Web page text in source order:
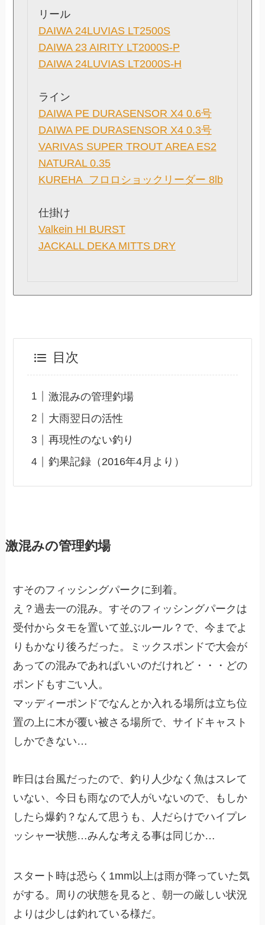
リール
DAIWA 24LUVIAS LT2500S
DAIWA 23 AIRITY LT2000S-P
DAIWA 24LUVIAS LT2000S-H
ライン
DAIWA PE DURASENSOR X4 0.6号
DAIWA PE DURASENSOR X4 0.3号
VARIVAS SUPER TROUT AREA ES2
NATURAL 0.35
KUREHA フロロショックリーダー 8lb
仕掛け
Valkein HI BURST
JACKALL DEKA MITTS DRY
目次
激混みの管理釣場
大雨翌日の活性
再現性のない釣り
釣果記録（2016年4月より）
激混みの管理釣場
すそのフィッシングパークに到着。
え？過去一の混み。すそのフィッシングパークは
受付からタモを置いて並ぶルール？で、今までよ
りもかなり後ろだった。ミックスポンドで大会が
あっての混みであればいいのだけれど・・・どの
ポンドもすごい人。
マッディーポンドでなんとか入れる場所は立ち位
置の上に木が覆い被さる場所で、サイドキャスト
しかできない…
昨日は台風だったので、釣り人少なく魚はスレて
いない、今日も雨なので人がいないので、もしか
したら爆釣？なんて思うも、人だらけでハイプレ
ッシャー状態…みんな考える事は同じか…
スタート時は恐らく1mm以上は雨が降っていた気
がする。周りの状態を見ると、朝一の厳しい状況
よりは少しは釣れている様だ。